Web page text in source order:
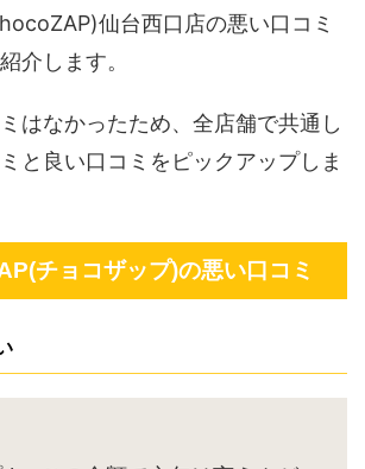
仙台西口店の悪い口コミ
介します。
はなかったため、全店舗で共通し
と良い口コミをピックアップしま
チョコザップ)の悪い口コミ